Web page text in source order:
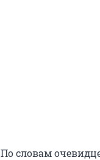
По словам